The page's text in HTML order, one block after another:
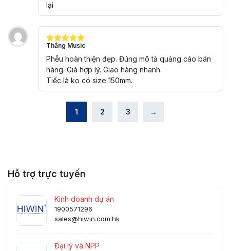
lại
Được xếp
hạng
5
sao
Thắng Music
Phễu hoàn thiện đẹp. Đúng mô tả quảng cáo bán
hàng. Giá hợp lý. Giao hàng nhanh.
Tiếc là ko có size 150mm.
1 2 3 →
Hỗ trợ trực tuyến
Kinh doanh dự án
1900571296
sales@hiwin.com.hk
Đại lý và NPP